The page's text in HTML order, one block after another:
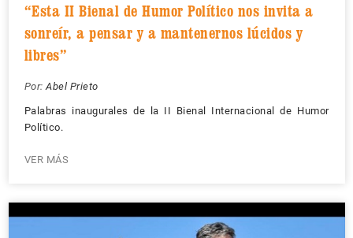
“Esta II Bienal de Humor Político nos invita a
sonreír, a pensar y a mantenernos lúcidos y
libres”
Por: Abel Prieto
Palabras inaugurales de la II Bienal Internacional de Humor
Político.
VER MÁS